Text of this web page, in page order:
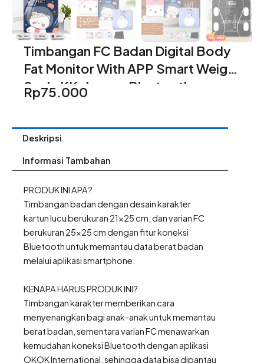
Timbangan FC Badan Digital Body
Fat Monitor With APP Smart Weight
Scale KK dengan Bluetooth
Rp75.000
Deskripsi
Informasi Tambahan
PRODUK INI APA?
Timbangan badan dengan desain karakter
kartun lucu berukuran 21×25 cm, dan varian FC
berukuran 25×25 cm dengan fitur koneksi
Bluetooth untuk memantau data berat badan
melalui aplikasi smartphone.
KENAPA HARUS PRODUK INI?
Timbangan karakter memberikan cara
menyenangkan bagi anak-anak untuk memantau
berat badan, sementara varian FC menawarkan
kemudahan koneksi Bluetooth dengan aplikasi
OKOK International, sehingga data bisa dipantau